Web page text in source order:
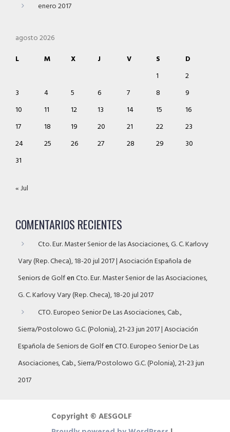
enero 2017
agosto 2026
L
M X J V S
D
1
2
3
4 5 6 7 8
9
10
11 12 13 14 15
16
17
18 19 20 21 22
23
24
25 26 27 28 29
30
31
« Jul
COMENTARIOS RECIENTES
Cto. Eur. Master Senior de las Asociaciones, G. C. Karlovy
Vary (Rep. Checa), 18-20 jul 2017 | Asociación Española de
Seniors de GolfenCto. Eur. Master Senior de las Asociaciones,
G. C. Karlovy Vary (Rep. Checa), 18-20 jul 2017
CTO. Europeo Senior De Las Asociaciones, Cab.,
Sierra/Postolowo G.C. (Polonia), 21-23 jun 2017 | Asociación
Española de Seniors de GolfenCTO. Europeo Senior De Las
Asociaciones, Cab., Sierra/Postolowo G.C. (Polonia), 21-23 jun
2017
Copyright © AESGOLF